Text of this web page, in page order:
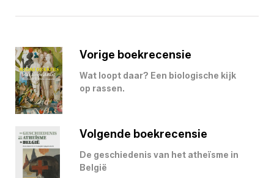
Vorige boekrecensie
Wat loopt daar? Een biologische kijk
op rassen.
Volgende boekrecensie
De geschiedenis van het atheïsme in
België